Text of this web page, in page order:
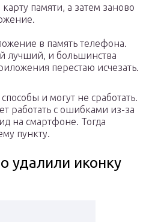
памяти, а затем заново
в память телефона.
лучший, и большинства
перестаю исчезать.
и могут не сработать.
работать с ошибками из-за
на смартфоне. Тогда
пункту.
удалили иконку